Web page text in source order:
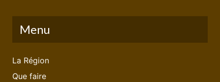
Menu
La Région
Que faire